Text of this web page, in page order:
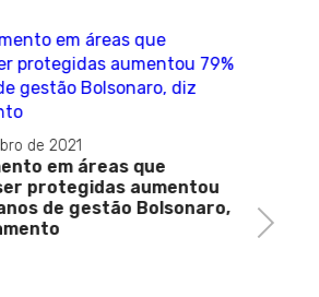
de 2021
em áreas que
protegidas aumentou
de gestão Bolsonaro,
Next